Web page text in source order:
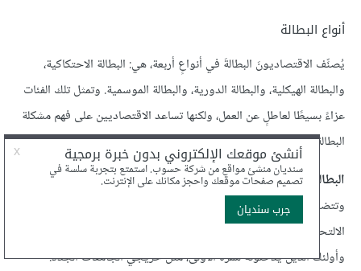
أنواع البطالة
يُصنِّف الاقتصاديونَ البطالةَ في أنواعٍ أربعة، هي: البطالة الاحتكاكية،
والبطالة الهيكلية، والبطالة الدورية، والبطالة الموسمية. وتمثل تلك الفئات
عزاءً بسيطًا لعاطلٍ عن العمل، ولكنها تساعد الاقتصاديين على فهم مشكلة
البطالة في بلدنا.
البطالة الاحتكاكية:هي بطالة قصيرة الأمد ولا ترتبط بالدورة الاقتصادية.
وتتضمن أولئك الذين لا يعملون في الوقت الراهن، بينما ينتظرون
الالتحاق بعملٍ أفضل. كما تضم أولئك الذين يعاودون دخول سوق العمل،
وأولئك الذين يدخلونه للمرة الأولى، مثل خريجي الجامعات الجدد.